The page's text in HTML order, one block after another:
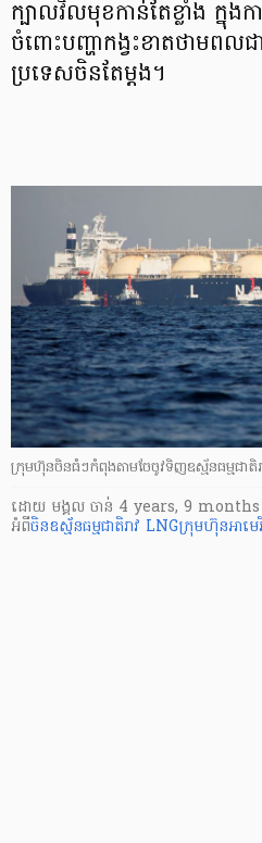
ក្បាលវិលមុខកាន់តែខ្លាំង ក្នុ
ចំពោះបញ្ហាកង្វះខាតថាមព
ប្រទេសចិនតែម្ដង។
ក្រុមហ៊ុនចិនធំៗកំពុងតាមចែចូវទិញឧស្ម័នធម្មជាតិរ
ដោយ មង្គល ចាន់ 4 years, 9 months
អំពី​ចិន​ឧស្ម័ន​ធម្មជាតិ​រាវ LNGក្រុមហ៊ុន​អា​មេ​